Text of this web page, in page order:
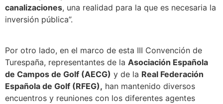
canalizaciones, una realidad para la que es necesaria la
inversión pública”.
Por otro lado, en el marco de esta III Convención de
Turespaña, representantes de la Asociación Española
de Campos de Golf (AECG) y de la Real Federación
Española de Golf (RFEG), han mantenido diversos
encuentros y reuniones con los diferentes agentes